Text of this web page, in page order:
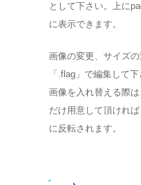
として下さい。上に
に表示できます。
画像の変更、サイズ
「.flag」で編集して下
画像を入れ替える際
だけ用意して頂けれ
に反転されます。